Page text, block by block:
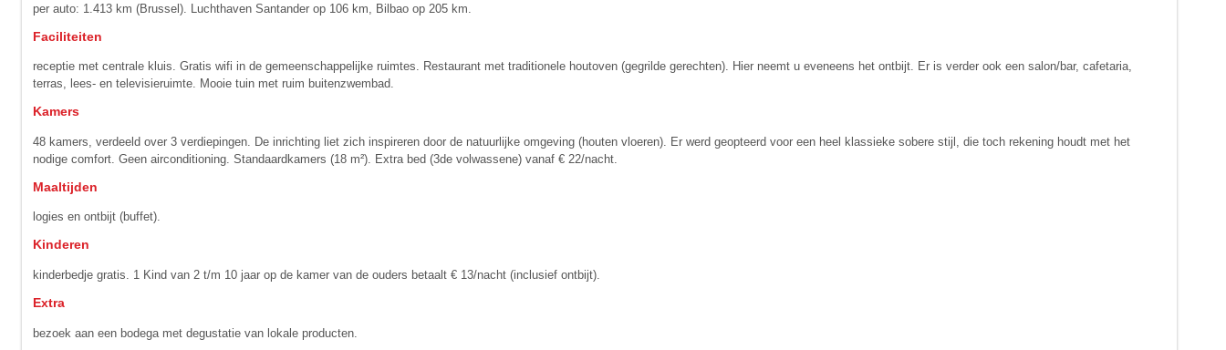
per auto: 1.413 km (Brussel). Luchthaven Santander op 106 km, Bilbao op 205 km.
Faciliteiten
receptie met centrale kluis. Gratis wifi in de gemeenschappelijke ruimtes. Restaurant met traditionele hout­oven (gegrilde gerechten). Hier neemt u eveneens het ontbijt. Er is verder ook een salon/bar, cafetaria,
terras, lees- en televisie­ruimte. Mooie tuin met ruim buitenzwembad.
Kamers
48 kamers, verdeeld over 3 verdiepingen. De inrichting liet zich inspireren door de natuurlijke omgeving (houten vloe­ren). Er werd geopteerd voor een heel klassieke sobere stijl, die toch rekening houdt met het
nodige comfort. Geen airconditioning. Standaardkamers (18 m²). Extra bed (3de volwassene) vanaf € 22/nacht.
Maaltijden
logies en ontbijt (buffet).
Kinderen
kinderbedje gratis. 1 Kind van 2 t/m 10 jaar op de kamer van de ouders betaalt € 13/nacht (inclusief ontbijt).
Extra
bezoek aan een bodega met degustatie van lokale producten.